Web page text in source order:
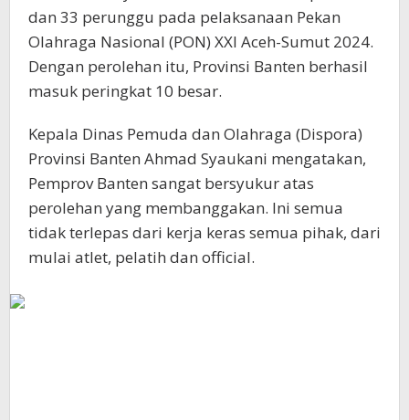
dan 33 perunggu pada pelaksanaan Pekan
Olahraga Nasional (PON) XXI Aceh-Sumut 2024.
Dengan perolehan itu, Provinsi Banten berhasil
masuk peringkat 10 besar.
Kepala Dinas Pemuda dan Olahraga (Dispora)
Provinsi Banten Ahmad Syaukani mengatakan,
Pemprov Banten sangat bersyukur atas
perolehan yang membanggakan. Ini semua
tidak terlepas dari kerja keras semua pihak, dari
mulai atlet, pelatih dan official.